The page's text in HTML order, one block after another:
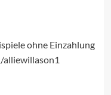
ohne Einzahlung